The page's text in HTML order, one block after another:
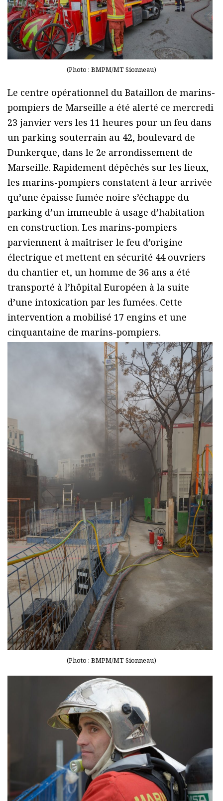
(Photo : BMPM/MT Sionneau)
Le centre opérationnel du Bataillon de marins-
pompiers de Marseille a été alerté ce mercredi
23 janvier vers les 11 heures pour un feu dans
un parking souterrain au 42, boulevard de
Dunkerque, dans le 2e arrondissement de
Marseille. Rapidement dépêchés sur les lieux,
les marins-pompiers constatent à leur arrivée
qu’une épaisse fumée noire s’échappe du
parking d’un immeuble à usage d’habitation
en construction. Les marins-pompiers
parviennent à maîtriser le feu d’origine
électrique et mettent en sécurité 44 ouvriers
du chantier et, un homme de 36 ans a été
transporté à l’hôpital Européen à la suite
d’une intoxication par les fumées. Cette
intervention a mobilisé 17 engins et une
cinquantaine de marins-pompiers.
(Photo : BMPM/MT Sionneau)